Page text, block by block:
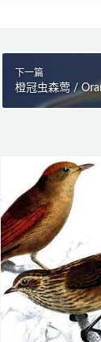
下一篇
橙冠虫森莺 /